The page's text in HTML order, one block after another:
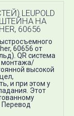
LEUPOLD
НА
60656
60656 от
QR система
монтажа/
высокой
и при этом у
Этот